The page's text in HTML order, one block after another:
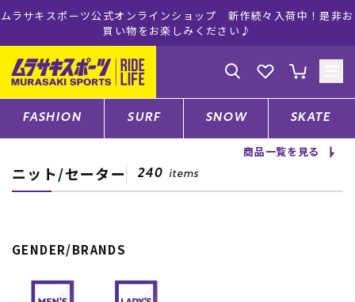
ムラサキスポーツ公式オンラインショップ 新作続々入荷中！是非お
買い物をお楽しみください♪
ゲスト様
ログイン 会員登録
店舗一覧
ファッションTOP
FASHION SURF SNOW SKATE
商品一覧を見る
ニット/セーター 240 items
GENDER/BRANDS